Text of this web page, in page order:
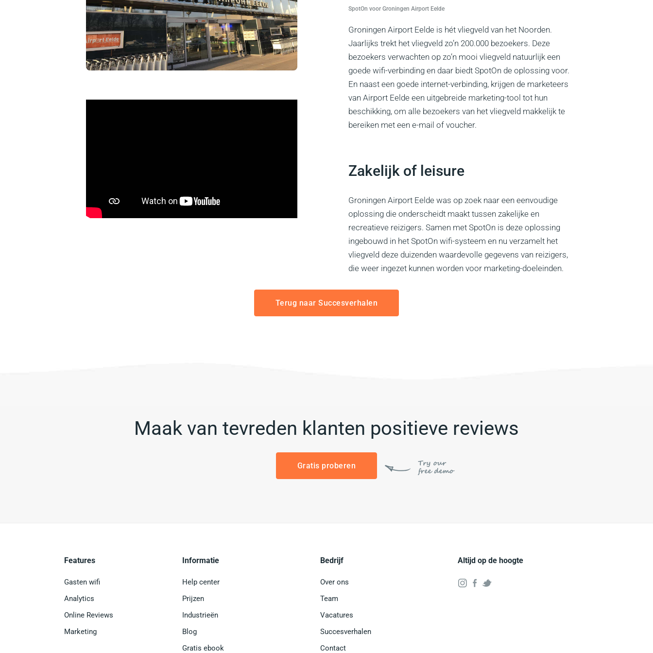
SpotOn voor Groningen Airport Eelde
Groningen Airport Eelde is hét vliegveld van het Noorden.
Jaarlijks trekt het vliegveld zo’n 200.000 bezoekers. Deze
bezoekers verwachten op zo’n mooi vliegveld natuurlijk een
goede wifi-verbinding en daar biedt SpotOn de oplossing voor.
En naast een goede internet-verbinding, krijgen de marketeers
van Airport Eelde een uitgebreide marketing-tool tot hun
beschikking, om alle bezoekers van het vliegveld makkelijk te
bereiken met een e-mail of voucher.
Zakelijk of leisure
Groningen Airport Eelde was op zoek naar een eenvoudige
oplossing die onderscheidt maakt tussen zakelijke en
recreatieve reizigers. Samen met SpotOn is deze oplossing
ingebouwd in het SpotOn wifi-systeem en nu verzamelt het
vliegveld deze duizenden waardevolle gegevens van reizigers,
die weer ingezet kunnen worden voor marketing-doeleinden.
Terug naar Succesverhalen
Maak van tevreden klanten positieve reviews
Gratis proberen
Features
Gasten wifi
Analytics
Online Reviews
Marketing
Informatie
Help center
Prijzen
Industrieën
Blog
Gratis ebook
Bedrijf
Over ons
Team
Vacatures
Succesverhalen
Contact
Altijd op de hoogte